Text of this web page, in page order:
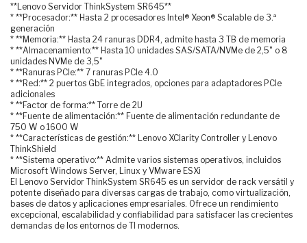
**Lenovo Servidor ThinkSystem SR645**
* **Procesador:** Hasta 2 procesadores Intel® Xeon® Scalable de 3.ª
generación
* **Memoria:** Hasta 24 ranuras DDR4, admite hasta 3 TB de memoria
* **Almacenamiento:** Hasta 10 unidades SAS/SATA/NVMe de 2,5" o 8
unidades NVMe de 3,5"
* **Ranuras PCIe:** 7 ranuras PCIe 4.0
* **Red:** 2 puertos GbE integrados, opciones para adaptadores PCIe
adicionales
* **Factor de forma:** Torre de 2U
* **Fuente de alimentación:** Fuente de alimentación redundante de
750 W o 1600 W
* **Características de gestión:** Lenovo XClarity Controller y Lenovo
ThinkShield
* **Sistema operativo:** Admite varios sistemas operativos, incluidos
Microsoft Windows Server, Linux y VMware ESXi
El Lenovo Servidor ThinkSystem SR645 es un servidor de rack versátil y
potente diseñado para diversas cargas de trabajo, como virtualización,
bases de datos y aplicaciones empresariales. Ofrece un rendimiento
excepcional, escalabilidad y confiabilidad para satisfacer las crecientes
demandas de los entornos de TI modernos.